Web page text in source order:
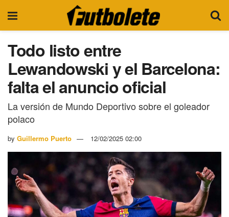
Todo listo entre
Lewandowski y el Barcelona:
falta el anuncio oficial
La versión de Mundo Deportivo sobre el goleador
polaco
by Guillermo Puerto 12/02/2025 02:00